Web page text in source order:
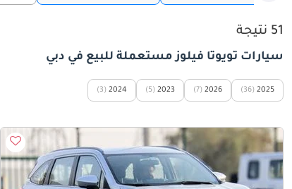
51 نتيجة
سيارات تويوتا فيلوز مستعملة للبيع في دبي
2025
(36)
2026
(7)
2023
(5)
2024
(3)